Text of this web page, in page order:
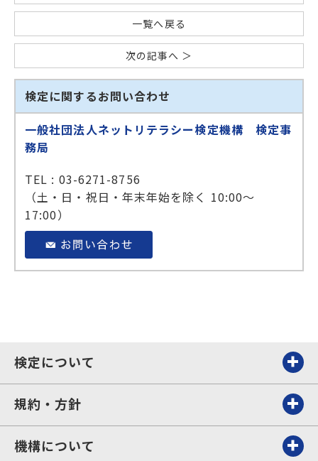
一覧へ戻る
次の記事へ ＞
検定に関するお問い合わせ
一般社団法人ネットリテラシー検定機構 検定事
務局
TEL : 03-6271-8756
（土・日・祝日・年末年始を除く 10:00～
17:00）
検定について
規約・方針
機構について